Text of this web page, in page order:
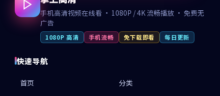
手机高清视频在线看 · 1080P / 4K 流畅播放 · 免费无
广告
1080P 高清 手机流畅 免下载即看 每日更新
快速导航
首页 分类